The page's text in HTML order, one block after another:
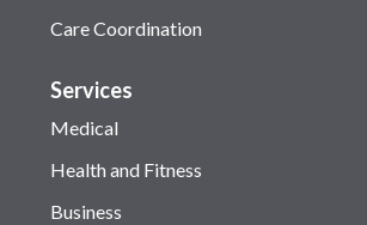
Care Coordination
Services
Medical
Health and Fitness
Business